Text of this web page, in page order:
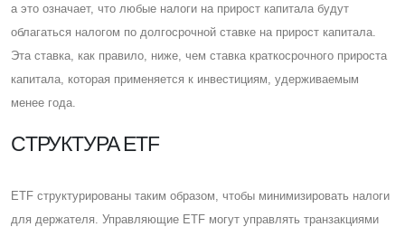
а это означает, что любые налоги на прирост капитала будут
облагаться налогом по долгосрочной ставке на прирост капитала.
Эта ставка, как правило, ниже, чем ставка краткосрочного прироста
капитала, которая применяется к инвестициям, удерживаемым
менее года.
CТРУКТУРА ETF
ETF структурированы таким образом, чтобы минимизировать налоги
для держателя. Управляющие ETF могут управлять транзакциями